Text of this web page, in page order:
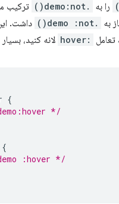
را به .demo:not()
ترکیب
به
.demo :not()
داشت.
:hover لانه کنید،
{
*/
{
:hover */